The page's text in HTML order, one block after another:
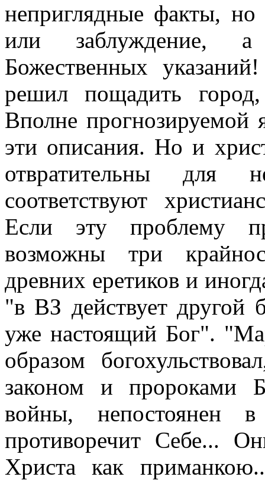
неприглядные факты,
или заблуждение,
Божественных
решил пощадить
Вполне прогнозируемой
эти описания. Но и
отвратительны для
соответствуют
Если эту проблему
возможны три
древних еретиков и
"в ВЗ действует другой
уже настоящий Бог".
образом
законом и пророками
войны, непостоянен
противоречит Себе...
Христа как